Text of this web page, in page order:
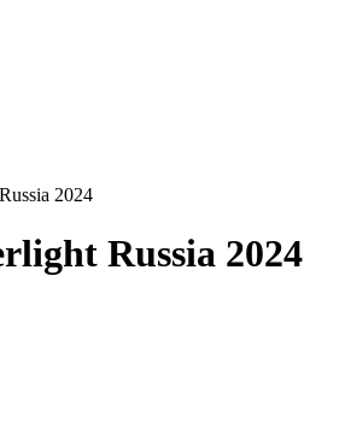
2024
Russia 2024